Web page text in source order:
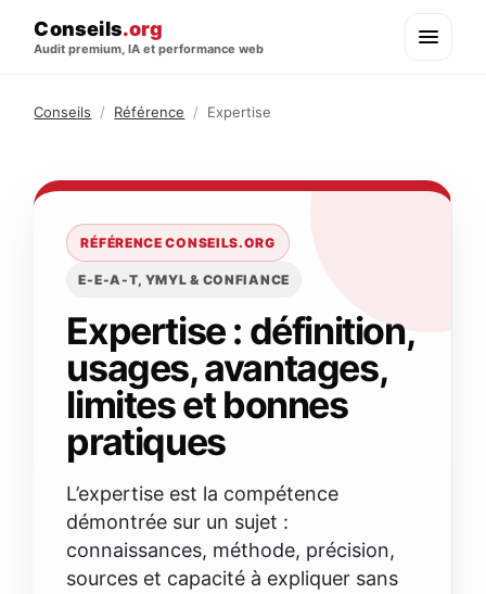
Conseils.org
Audit premium, IA et performance web
Conseils / Référence / Expertise
RÉFÉRENCE CONSEILS.ORG
E-E-A-T, YMYL & CONFIANCE
Expertise : définition,
usages, avantages,
limites et bonnes
pratiques
L’expertise est la compétence
démontrée sur un sujet :
connaissances, méthode, précision,
sources et capacité à expliquer sans